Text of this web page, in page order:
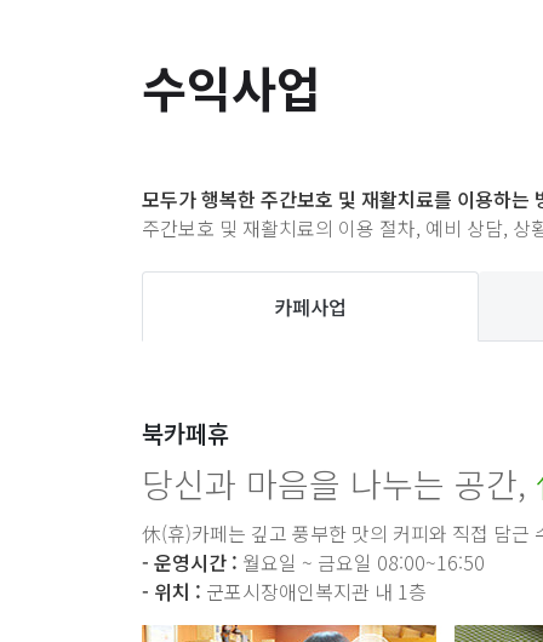
수익사업
모두가 행복한 주간보호 및 재활치료를 이용하는
주간보호 및 재활치료의 이용 절차, 예비 상담,
카페사업
북카페휴
당신과 마음을 나누는 공간,
休(휴)카페는 깊고 풍부한 맛의 커피와 직접 담근
- 운영시간 : 월요일 ~ 금요일 08:00~16:50
- 위치 : 군포시장애인복지관 내 1층